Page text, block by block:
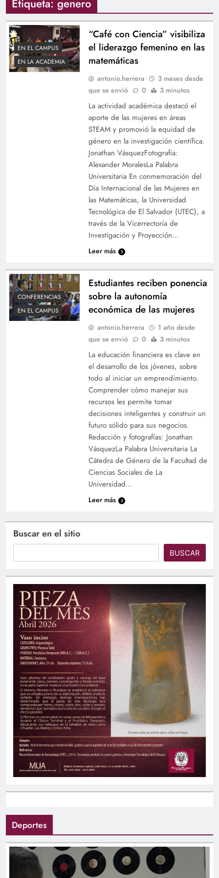
Etiqueta: genero
EN EL CAMPUS
EN LA ACADEMIA
“Café con Ciencia” visibiliza
el liderazgo femenino en las
matemáticas
antonio.herrera
3 meses desde
que se envió
0 3 minutos
La actividad académica destacó el
aporte de las mujeres en áreas
STEAM y promovió la equidad de
género en la investigación científica.
Jonathan VásquezFotografía:
Alexander MoralesLa Palabra
Universitaria En conmemoración del
Día Internacional de las Mujeres en
las Matemáticas, la Universidad
Tecnológica de El Salvador (UTEC), a
través de la Vicerrectoría de
Investigación y Proyección…
Leer más
CONFERENCIAS
EN EL CAMPUS
Estudiantes reciben ponencia
sobre la autonomía
económica de las mujeres
antonio.herrera
1 año desde
que se envió
0 3 minutos
La educación financiera es clave en
el desarrollo de los jóvenes, sobre
todo al iniciar un emprendimiento.
Comprender cómo manejar sus
recursos les permite tomar
decisiones inteligentes y construir un
futuro sólido para sus negocios.
Redacción y fotografías: Jonathan
VásquezLa Palabra Universitaria La
Cátedra de Género de la Facultad de
Ciencias Sociales de La
Universidad…
Leer más
Buscar en el sitio
BUSCAR
Deportes